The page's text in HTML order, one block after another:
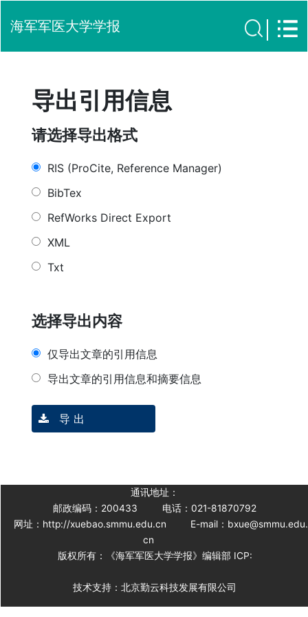
海军军医大学学报
导出引用信息
请选择导出格式
RIS (ProCite, Reference Manager)
BibTex
RefWorks Direct Export
XML
Txt
选择导出内容
仅导出文章的引用信息
导出文章的引用信息和摘要信息
导 出
通讯地址：
邮政编码：200433
电话：021-81870792
网址：http://xuebao.smmu.edu.cn
E-mail：bxue@smmu.edu.
cn
版权所有：《海军军医大学学报》编辑部 ICP:
技术支持：北京勤云科技发展有限公司